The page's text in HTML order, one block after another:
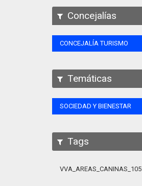
Concejalías
CONCEJALÍA TURISMO
Temáticas
SOCIEDAD Y BIENESTAR
Tags
VVA_AREAS_CANINAS_105